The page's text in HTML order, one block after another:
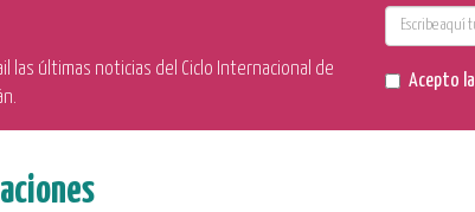
las últimas noticias del Ciclo Internacional de
Acepto la